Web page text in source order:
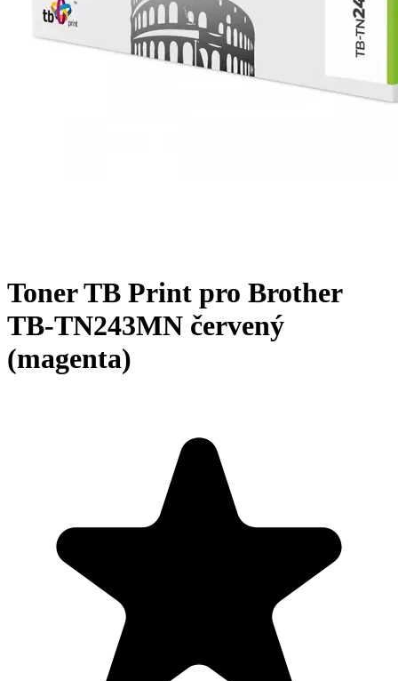
Toner TB Print pro Brother
TB-TN243MN červený
(magenta)